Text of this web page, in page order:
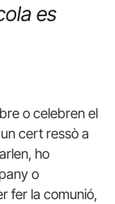
es
o celebren el
cert ressò a
ho
o
fer la comunió,